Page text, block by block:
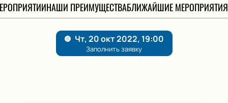
НАШИ ПРЕИМУЩЕСТВАБЛИЖАЙШИЕ МЕРОПРИЯТИЯ